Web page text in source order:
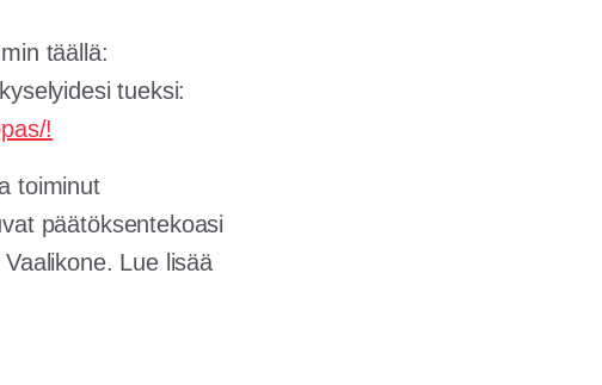
täällä:
tueksi:
!
toiminut
päätöksentekoasi
Lue lisää